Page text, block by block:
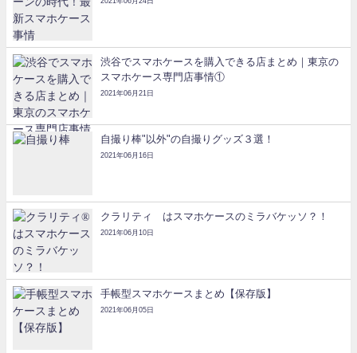
渋谷でスマホケースを購入できる店まとめ｜東京の
スマホケース専門店事情①
2021年06月21日
自撮り棒"以外"の自撮りグッズ３選！
2021年06月16日
クラリティ®はスマホケースのミラバケッソ？！
2021年06月10日
手帳型スマホケースまとめ【保存版】
2021年06月05日